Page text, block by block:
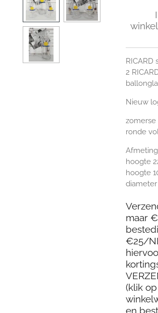
RICARD
2
Nieuw
ronde
hoogte
hoogte
maar
€25/
(klik
en